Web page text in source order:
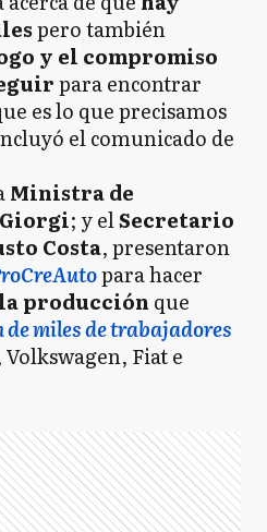
pero también
y el compromiso
para encontrar
es lo que precisamos
el comunicado de
Ministra de
; y elSecretario
Costa, presentaron
para hacer
producción que
de miles de trabajadores
Fiat e